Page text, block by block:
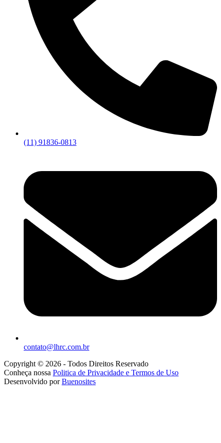
(11) 91836-0813
contato@lhrc.com.br
Copyright © 2026 - Todos Direitos Reservado
Conheça nossa Politica de Privacidade e Termos de Uso
Desenvolvido porBuenosites